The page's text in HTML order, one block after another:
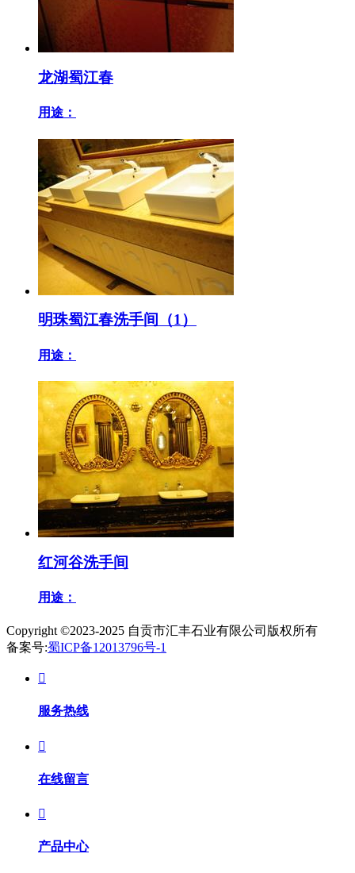
龙湖蜀江春
用途：
明珠蜀江春洗手间（1）
用途：
红河谷洗手间
用途：
Copyright ©2023-2025 自贡市汇丰石业有限公司 版权所有
备案号:蜀ICP备12013796号-1

服务热线

在线留言

产品中心